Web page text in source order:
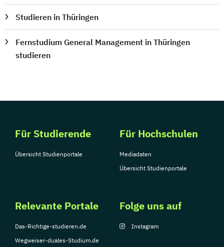
Studieren in Thüringen
Fernstudium General Management in Thüringen
studieren
Für Studierende
Übersicht Studienportale
Für Hochschulen
Mediadaten
Übersicht Studienportale
Relevante Portale
Das-Richtige-studieren.de
Wegweiser-duales-Studium.de
Folge uns auf
Instagram